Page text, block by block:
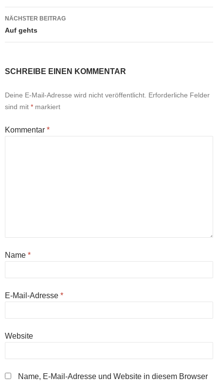
NÄCHSTER BEITRAG
Auf gehts
SCHREIBE EINEN KOMMENTAR
Deine E-Mail-Adresse wird nicht veröffentlicht. Erforderliche Felder
sind mit * markiert
Kommentar *
Name *
E-Mail-Adresse *
Website
Name, E-Mail-Adresse und Website in diesem Browser